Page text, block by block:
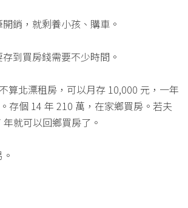
銷，就剩養小孩、購車。
到買房錢需要不少時間。
算北漂租房，可以月存 10,000 元，一年
存個 14 年 210 萬，在家鄉買房。若夫
就可以回鄉買房了。